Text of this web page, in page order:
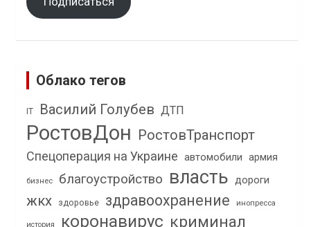
Облако тегов
IT Василий Голубев ДТП
РостовДон РостовТранспорт
Спецоперация на Украине автомобили армия
бизнес благоустройство власть дороги
жкх здоровье здравоохранение инопресса
история коронавирус криминал